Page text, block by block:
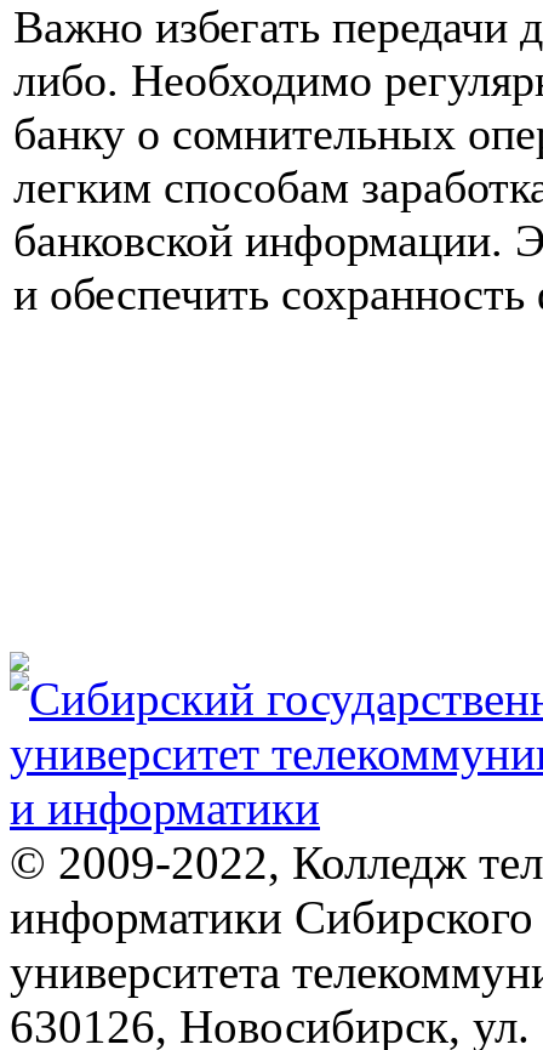
Важно избегать передачи
либо. Необходимо
банку о сомнительных
легким способам
банковской информации.
и обеспечить
© 2009-2022, Колледж
информатики Сибирского
университета
630126, Новосибирск,